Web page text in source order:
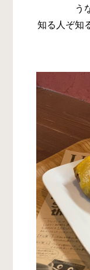
う
知る人ぞ知